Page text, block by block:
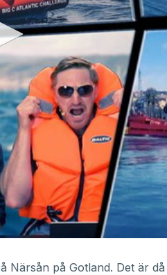
Närsån på Gotland. Det är